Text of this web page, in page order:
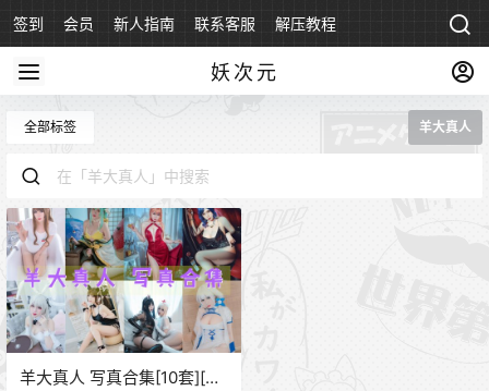
签到 会员 新人指南 联系客服 解压教程
妖次元
全部标签 羊大真人
羊大真人 写真合集[10套][持